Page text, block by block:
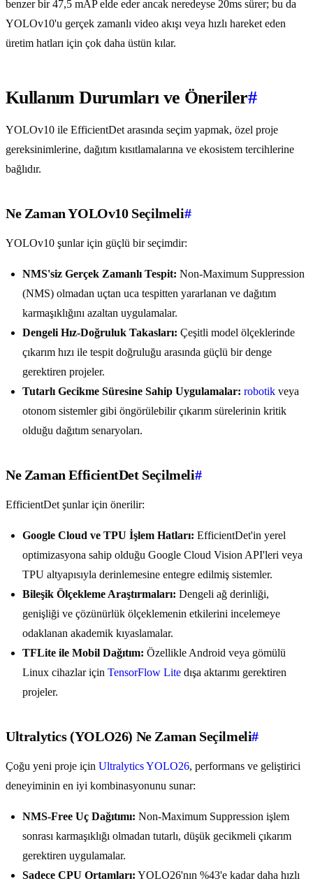
benzer bir 47,5 mAP elde eder ancak neredeyse 20ms sürer; bu da
YOLOv10'u gerçek zamanlı video akışı veya hızlı hareket eden
üretim hatları için çok daha üstün kılar.
Kullanım Durumları ve Öneriler#
YOLOv10 ile EfficientDet arasında seçim yapmak, özel proje
gereksinimlerine, dağıtım kısıtlamalarına ve ekosistem tercihlerine
bağlıdır.
Ne Zaman YOLOv10 Seçilmeli#
YOLOv10 şunlar için güçlü bir seçimdir:
NMS'siz Gerçek Zamanlı Tespit: Non-Maximum Suppression
(NMS) olmadan uçtan uca tespitten yararlanan ve dağıtım
karmaşıklığını azaltan uygulamalar.
Dengeli Hız-Doğruluk Takasları: Çeşitli model ölçeklerinde
çıkarım hızı ile tespit doğruluğu arasında güçlü bir denge
gerektiren projeler.
Tutarlı Gecikme Süresine Sahip Uygulamalar: robotik veya
otonom sistemler gibi öngörülebilir çıkarım sürelerinin kritik
olduğu dağıtım senaryoları.
Ne Zaman EfficientDet Seçilmeli#
EfficientDet şunlar için önerilir:
Google Cloud ve TPU İşlem Hatları: EfficientDet'in yerel
optimizasyona sahip olduğu Google Cloud Vision API'leri veya
TPU altyapısıyla derinlemesine entegre edilmiş sistemler.
Bileşik Ölçekleme Araştırmaları: Dengeli ağ derinliği,
genişliği ve çözünürlük ölçeklemenin etkilerini incelemeye
odaklanan akademik kıyaslamalar.
TFLite ile Mobil Dağıtım: Özellikle Android veya gömülü
Linux cihazlar için TensorFlow Lite dışa aktarımı gerektiren
projeler.
Ultralytics (YOLO26) Ne Zaman Seçilmeli#
Çoğu yeni proje için Ultralytics YOLO26, performans ve geliştirici
deneyiminin en iyi kombinasyonunu sunar:
NMS-Free Uç Dağıtımı: Non-Maximum Suppression işlem
sonrası karmaşıklığı olmadan tutarlı, düşük gecikmeli çıkarım
gerektiren uygulamalar.
Sadece CPU Ortamları: YOLO26'nın %43'e kadar daha hızlı